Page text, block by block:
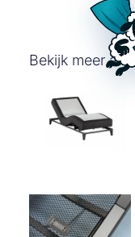
Bekijk meer